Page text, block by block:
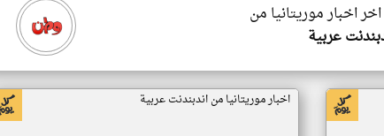
اخر اخبار موريتانيا من
عربية
اخبار موريتانيا من اندبندنت عربية